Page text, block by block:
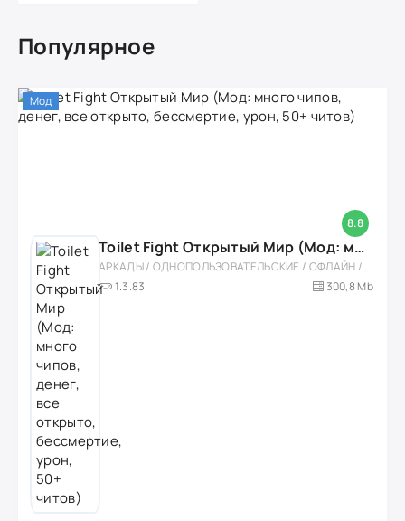
Популярное
8.8
Мод
Toilet Fight Открытый Мир (Мод: много чипов, денег, все открыто, бессмертие, урон, 50+ читов)
АРКАДЫ / ОДНОПОЛЬЗОВАТЕЛЬСКИЕ / ОФЛАЙН / МОД / РОЛЕВЫЕ / ШУТЕРЫ / ОТКРЫТЫЙ МИР / ВСТРОЕННЫЙ КЕШ / 3D / ЭКШЕНЫ / ТУАЛЕТНЫЕ ВОЙНЫ / ДЛЯ ДЕТЕЙ
1.3.83
300,8 Mb